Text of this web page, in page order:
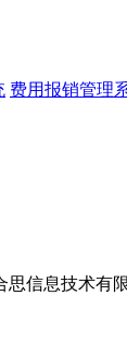
费用报销管理
思信息技术有